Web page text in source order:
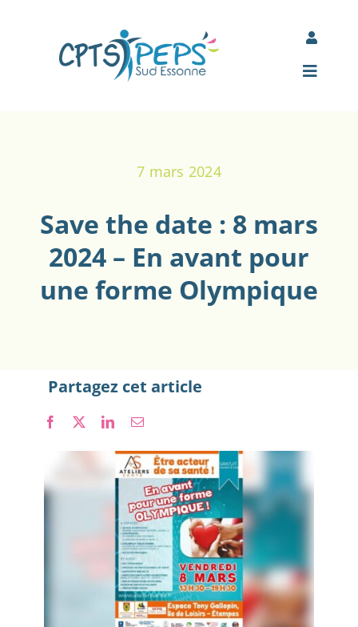
Toggle
Mon espace Jamespot
Toggle
Actualités
Nous rejoindre
7 mars 2024
Save the date : 8 mars
2024 – En avant pour
une forme Olympique
Partagez cet article